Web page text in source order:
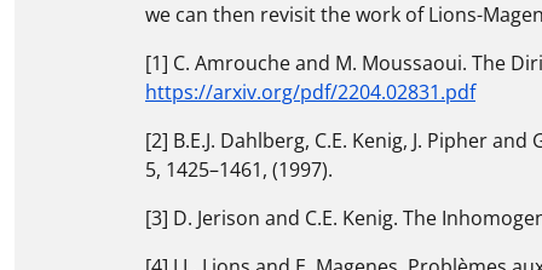
we can then revisit the work of Lions-
[1] C. Amrouche and M. Moussaoui. The
https://arxiv.org/pdf/2204.02831.pdf
[2] B.E.J. Dahlberg, C.E. Kenig, J. Pipher
5, 1425–1461, (1997).
[3] D. Jerison and C.E. Kenig. The